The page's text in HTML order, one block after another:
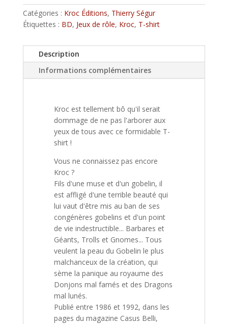
bô,
le
shirt
l
t
e
a
Catégories : Kroc Éditions, Thierry Ségur
Étiquettes : BD, Jeux de rôle, Kroc, T-shirt
Description
Informations complémentaires
Kroc est tellement bô qu'il serait
dommage de ne pas l'arborer aux
yeux de tous avec ce formidable T-
shirt !
Vous ne connaissez pas encore
Kroc ?
Fils d'une muse et d'un gobelin, il
est affligé d'une terrible beauté qui
lui vaut d'être mis au ban de ses
congénères gobelins et d'un point
de vie indestructible... Barbares et
Géants, Trolls et Gnomes... Tous
veulent la peau du Gobelin le plus
malchanceux de la création, qui
sème la panique au royaume des
Donjons mal famés et des Dragons
mal lunés.
Publié entre 1986 et 1992, dans les
pages du magazine Casus Belli,